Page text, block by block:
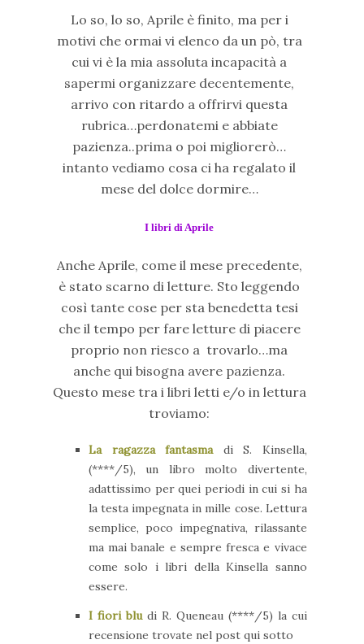
Lo so, lo so, Aprile è finito, ma per i
motivi che ormai vi elenco da un pò, tra
cui vi è la mia assoluta incapacità a
sapermi organizzare decentemente,
arrivo con ritardo a offrirvi questa
rubrica…perdonatemi e abbiate
pazienza..prima o poi migliorerò…
intanto vediamo cosa ci ha regalato il
mese del dolce dormire…
I libri di Aprile
Anche Aprile, come il mese precedente,
è stato scarno di letture. Sto leggendo
così tante cose per sta benedetta tesi
che il tempo per fare letture di piacere
proprio non riesco a trovarlo…ma
anche qui bisogna avere pazienza.
Questo mese tra i libri letti e/o in lettura
troviamo:
La ragazza fantasmadi S. Kinsella,
(****/5), un libro molto divertente,
adattissimo per quei periodi in cui si ha
la testa impegnata in mille cose. Lettura
semplice, poco impegnativa, rilassante
ma mai banale e sempre fresca e vivace
come solo i libri della Kinsella sanno
essere.
I fiori bludi R. Queneau (****/5) la cui
recensione trovate nel post qui sotto